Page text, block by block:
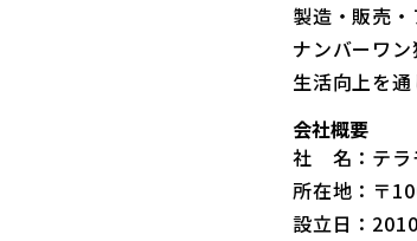
製造・販売
ナンバーワ
生活向上を通
会社概要
社 名：テラ
所在地：〒
設立日：